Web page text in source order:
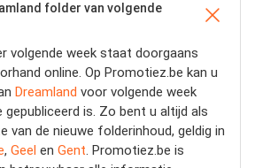
folder van volgende
volgende week staat doorgaans
online. Op Promotiez.be kan u
Dreamland voor volgende week
gepubliceerd is. Zo bent u altijd als
van de nieuwe folderinhoud, geldig in
, Geel en Gent. Promotiez.be is